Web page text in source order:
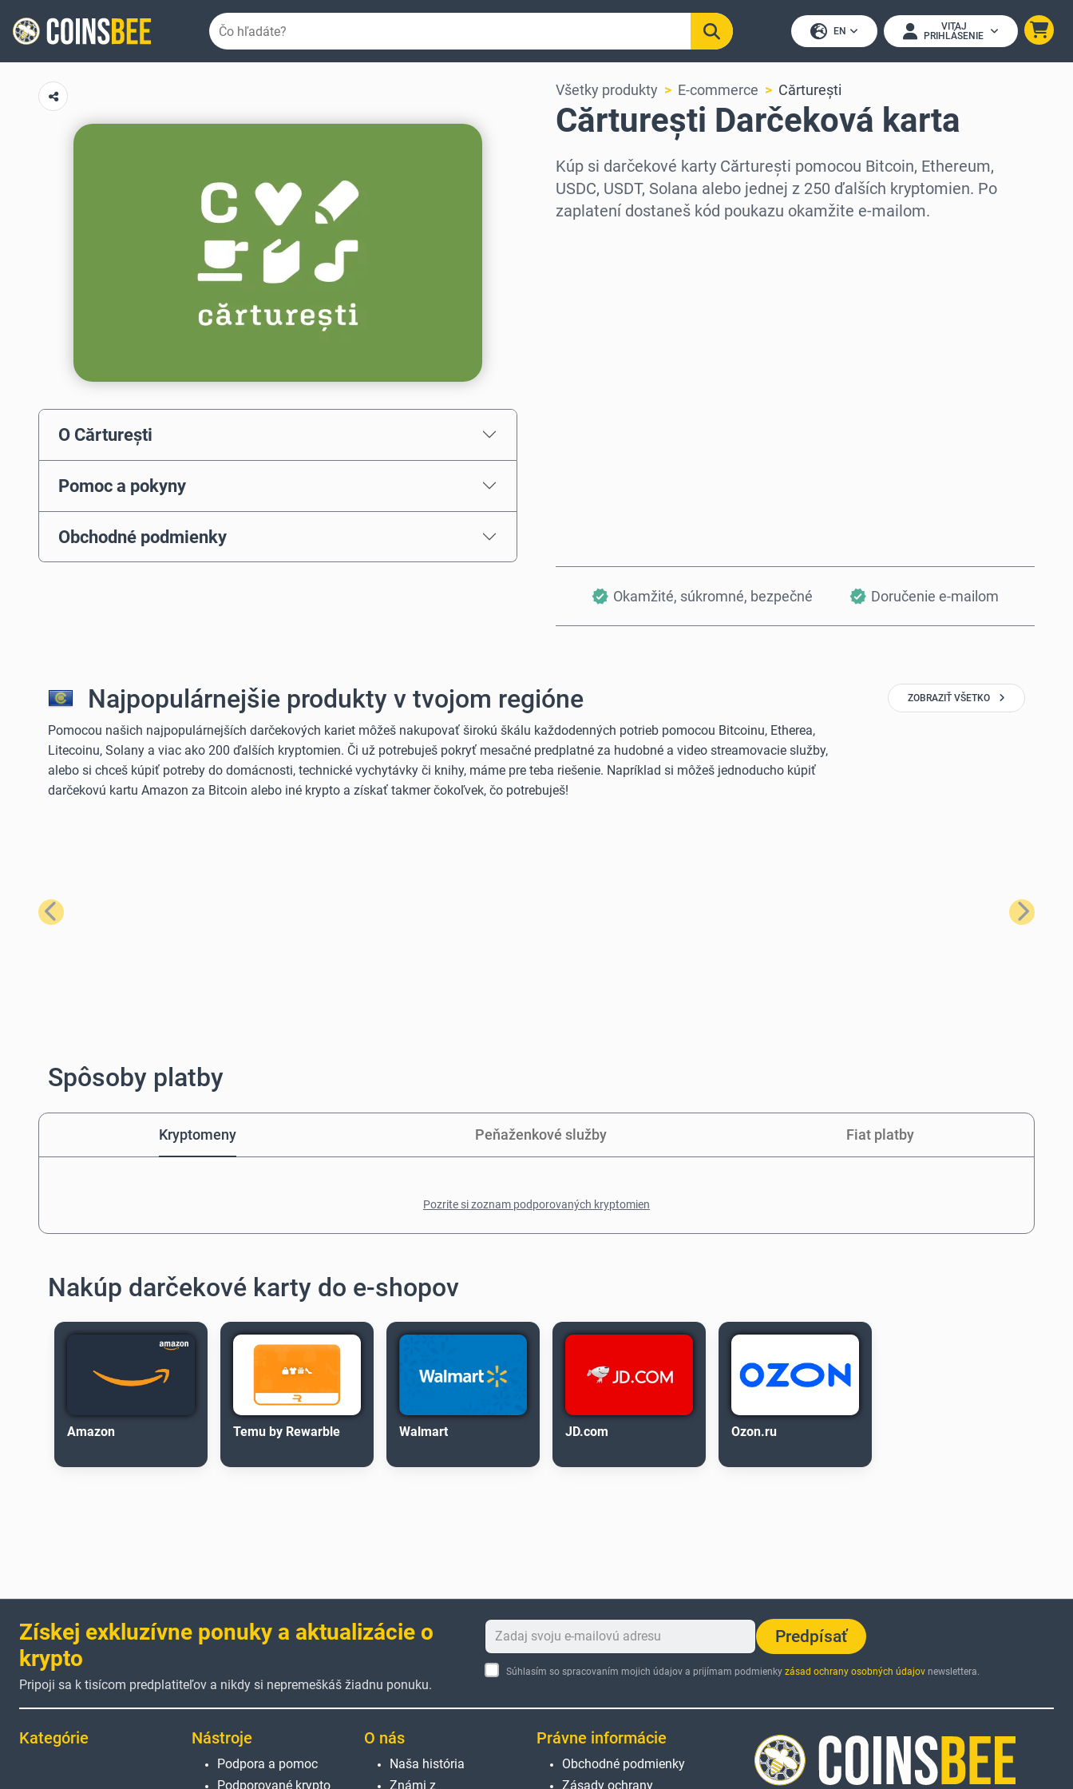
EN
VITAJ
PRIHLÁSENIE
O Cărturești
Pomoc a pokyny
Obchodné podmienky
Všetky produkty E-commerce Cărturești
Cărturești Darčeková karta
Kúp si darčekové karty Cărturești pomocou Bitcoin, Ethereum,
USDC, USDT, Solana alebo jednej z 250 ďalších kryptomien. Po
zaplatení dostaneš kód poukazu okamžite e-mailom.
Okamžité, súkromné, bezpečné Doručenie e-mailom
Najpopulárnejšie produkty v tvojom regióne
Pomocou našich najpopulárnejších darčekových kariet môžeš nakupovať širokú škálu každodenných potrieb pomocou Bitcoinu, Etherea,
Litecoinu, Solany a viac ako 200 ďalších kryptomien. Či už potrebuješ pokryť mesačné predplatné za hudobné a video streamovacie služby,
alebo si chceš kúpiť potreby do domácnosti, technické vychytávky či knihy, máme pre teba riešenie. Napríklad si môžeš jednoducho kúpiť
darčekovú kartu Amazon za Bitcoin alebo iné krypto a získať takmer čokoľvek, čo potrebuješ!
ZOBRAZIŤ VŠETKO
Predchádzajúci Ďalší
Spôsoby platby
Kryptomeny Peňaženkové služby Fiat platby
Pozrite si zoznam podporovaných kryptomien
Nakúp darčekové karty do e-shopov
Amazon Temu by Rewarble Walmart JD.com Ozon.ru
Získej exkluzívne ponuky a aktualizácie o
krypto
Pripoji sa k tisícom predplatiteľov a nikdy si nepremeškáš žiadnu ponuku.
Predpísať
Súhlasím so spracovaním mojich údajov a prijímam podmienky zásad ochrany osobných údajovnewslettera.
Kategórie Nástroje
Podpora a pomoc
Podporované krypto
O nás
Naša história
Známi z
Právne informácie
Obchodné podmienky
Zásady ochrany